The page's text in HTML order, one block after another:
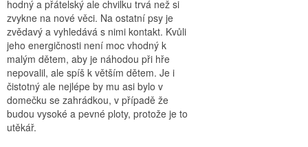
hodný a přátelský ale chvilku trvá než si
zvykne na nové věci. Na ostatní psy je
zvědavý a vyhledává s nimi kontakt. Kvůli
jeho energičnosti není moc vhodný k
malým dětem, aby je náhodou při hře
nepovalil, ale spíš k větším dětem. Je i
čistotný ale nejlépe by mu asi bylo v
domečku se zahrádkou, v případě že
budou vysoké a pevné ploty, protože je to
utěkář.